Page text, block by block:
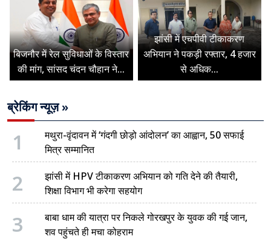
बिजनौर में रेल सुविधाओं के विस्तार
की मांग, सांसद चंदन चौहान ने...
झांसी में एचपीवी टीकाकरण
अभियान ने पकड़ी रफ्तार, 4 हजार
से अधिक...
ब्रेकिंग न्यूज़ »
1
मथुरा-वृंदावन में ‘गंदगी छोड़ो आंदोलन’ का आह्वान, 50 सफाई
मित्र सम्मानित
2
झांसी में HPV टीकाकरण अभियान को गति देने की तैयारी,
शिक्षा विभाग भी करेगा सहयोग
3
बाबा धाम की यात्रा पर निकले गोरखपुर के युवक की गई जान,
शव पहुंचते ही मचा कोहराम